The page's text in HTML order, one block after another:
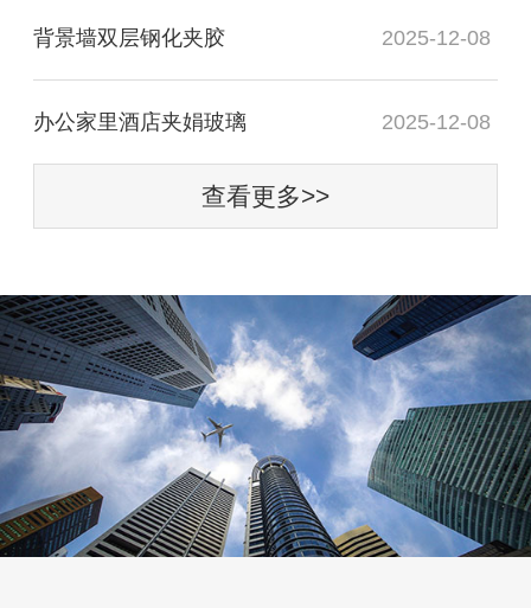
背景墙双层钢化夹胶 2025-12-08
办公家里酒店夹娟玻璃 2025-12-08
查看更多>>